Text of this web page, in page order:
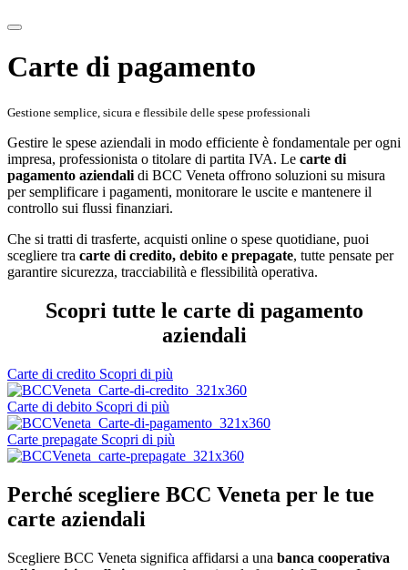
Carte di pagamento
Gestione semplice, sicura e flessibile delle spese professionali
Gestire le spese aziendali in modo efficiente è fondamentale per ogni
impresa, professionista o titolare di partita IVA. Le carte di
pagamento aziendali di BCC Veneta offrono soluzioni su misura
per semplificare i pagamenti, monitorare le uscite e mantenere il
controllo sui flussi finanziari.
Che si tratti di trasferte, acquisti online o spese quotidiane, puoi
scegliere tra carte di credito, debito e prepagate, tutte pensate per
garantire sicurezza, tracciabilità e flessibilità operativa.
Scopri tutte le carte di pagamento
aziendali
Carte di credito Scopri di più
Carte di debito Scopri di più
Carte prepagate Scopri di più
Perché scegliere BCC Veneta per le tue
carte aziendali
Scegliere BCC Veneta significa affidarsi a una banca cooperativa